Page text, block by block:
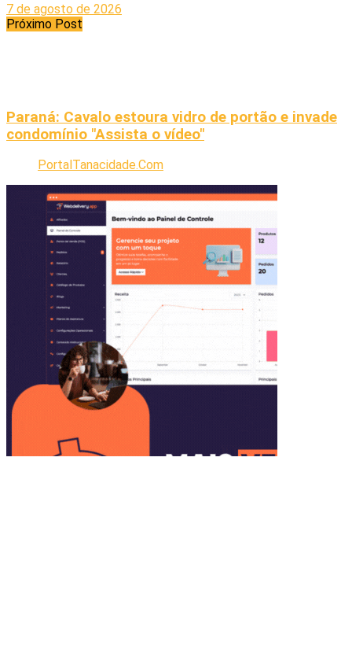
7 de agosto de 2026
Próximo Post
Paraná: Cavalo estoura vidro de portão e invade
condomínio "Assista o vídeo"
PortalTanacidade.Com